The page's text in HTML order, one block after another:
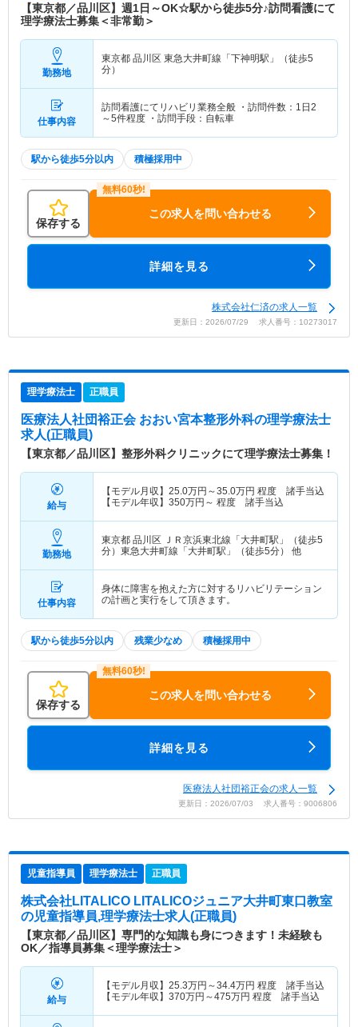
【東京都／品川区】週1日～OK☆駅から徒歩5分♪訪問看護にて
理学療法士募集＜非常勤＞
勤務地
東京都 品川区 東急大井町線「下神明駅」（徒歩5
分）
仕事内容
訪問看護にてリハビリ業務全般 ・訪問件数：1日2
～5件程度 ・訪問手段：自転車
駅から徒歩5分以内 積極採用中
保存する
この求人を問い合わせる
詳細を見る
株式会社仁済の求人一覧
更新日：2026/07/29 求人番号：10273017
理学療法士 正職員
医療法人社団裕正会 おおい宮本整形外科の理学療法士
求人(正職員)
【東京都／品川区】整形外科クリニックにて理学療法士募集！
給与
【モデル月収】 25.0万円～35.0万円 程度 諸手当込
【モデル年収】 350万円～ 程度 諸手当込
勤務地
東京都 品川区 ＪＲ京浜東北線「大井町駅」（徒歩5
分）東急大井町線「大井町駅」（徒歩5分） 他
仕事内容
身体に障害を抱えた方に対するリハビリテーション
の計画と実行をして頂きます。
駅から徒歩5分以内 残業少なめ 積極採用中
保存する
この求人を問い合わせる
詳細を見る
医療法人社団裕正会の求人一覧
更新日：2026/07/03 求人番号：9006806
児童指導員 理学療法士 正職員
株式会社LITALICO LITALICOジュニア大井町東口教室
の児童指導員,理学療法士求人(正職員)
【東京都／品川区】専門的な知識も身につきます！未経験も
OK／指導員募集＜理学療法士＞
給与
【モデル月収】 25.3万円～34.4万円 程度 諸手当込
【モデル年収】 370万円～475万円 程度 諸手当込